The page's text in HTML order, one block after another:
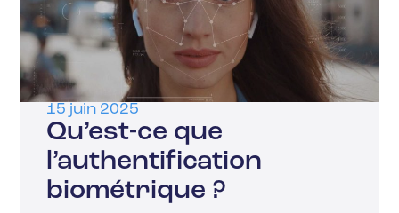
15 juin 2025
Qu’est-ce que
l’authentification
biométrique ?